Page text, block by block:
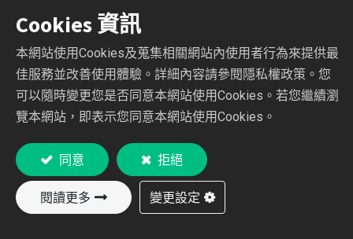
業和製造業。例如你可以常常看到不同規格和不同形
式的線軌應用在CNC的機台或3D列印的機器中，包括
從一個家用的小列印機至一個大型的3D工業列印機。
如果您需要一個高精度、高剛性和長壽命的系統，線
性滑軌是一個很棒的選擇。
組成，保持器裝置於外筒之內，由兩扣環固定，使鋼
珠在軌道面重複循環而不致脫落，線性軸承由這些部
品組成，以達其功能要求，外筒經充分的熱處理而達
Cookies 資訊
本網站使用Cookies及蒐集相關網站內使用者行為來提供最
佳服務並改善使用體驗。詳細內容請參閱隱私權政策。您
可以隨時變更您是否同意本網站使用Cookies。若您繼續瀏
覽本網站，即表示您同意本網站使用Cookies。
同意 拒絕
閱讀更多 變更設定